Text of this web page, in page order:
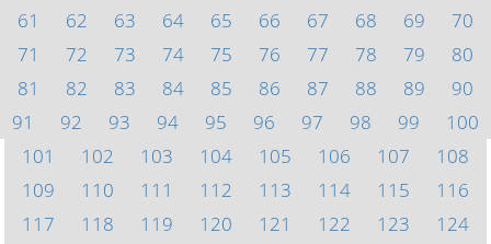
61
62 63 64 65 66 67 68 69
70
71
72 73 74 75 76 77 78 79
80
81
82 83 84 85 86 87 88 89
90
91
92 93 94 95 96 97 98 99
100
101
102 103 104 105 106 107
108
109
110 111 112 113 114 115
116
117
118 119 120 121 122 123
124